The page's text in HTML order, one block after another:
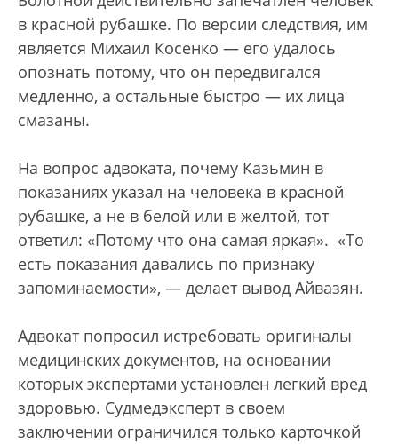
в красной рубашке. По версии следствия, им
является Михаил Косенко — его удалось
опознать потому, что он передвигался
медленно, а остальные быстро — их лица
смазаны.
На вопрос адвоката, почему Казьмин в
показаниях указал на человека в красной
рубашке, а не в белой или в желтой, тот
ответил: «Потому что она самая яркая». «То
есть показания давались по признаку
запоминаемости», — делает вывод Айвазян.
Адвокат попросил истребовать оригиналы
медицинских документов, на основании
которых экспертами установлен легкий вред
здоровью. Судмедэксперт в своем
заключении ограничился только карточкой